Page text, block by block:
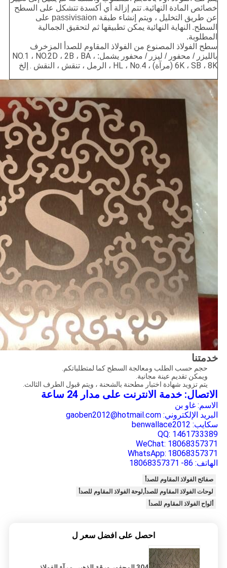
خصائص المادة النهائية. تتم إزالة أي أكسدة تتشكل على السطح
عن طريق التخليل ، ويتم إنشاء طبقة passivisaion على
السطح. النهاية النهائية يمكن تطبيقها ثم لتحقيق الجمالية
المطلوبة.
سطح الفولاذ المصنوع من الفولاذ المقاوم للصدأ المزخرف
بالليزر / محفور / ليزر / محفور يشمل: NO.1 ، NO.2D ، 2B ، BA ،
6K ، SB ، 8K (مرآة) ، HL ، No.4 ، الرمل ، تنقش ، النقش .
إلخ
خدمتنا
حجم حسب الطلب ومعالجة السطح كما لمتطلباتكم.
ويمكن تقديم عينة مجانية.
يتم تزويد شهادة اختبار مطحنة بالشحنة ، ويتم قبول الطرف الثالث.
الاتصال: خدمة الانترنت على مدار 24 ساعة
الاسم: غاو بن
البريد الإلكتروني: gaoben2012@hotmail.com
سكايب: benwallace2012
QQ: 1461733389
WeChat: 18068357371
WhatsApp: 18068357371
الهاتف: 86-
18068357371
صفائح الفولاذ المقاوم للصدأ
لوحات الفولاذ المقاوم للصدأ,لوحة الفولاذ المقاوم للصدأ
ألواح الفولاذ المقاوم للصدأ
احصل على افضل سعر ل